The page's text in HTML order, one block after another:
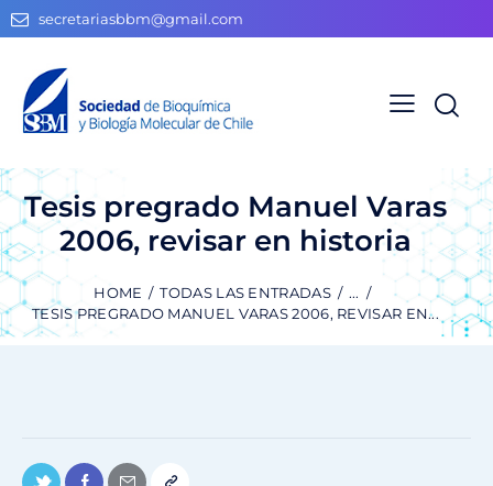
secretariasbbm@gmail.com
Tesis pregrado Manuel Varas
2006, revisar en historia
HOME TODAS LAS ENTRADAS
...
TESIS PREGRADO MANUEL VARAS 2006, REVISAR EN...